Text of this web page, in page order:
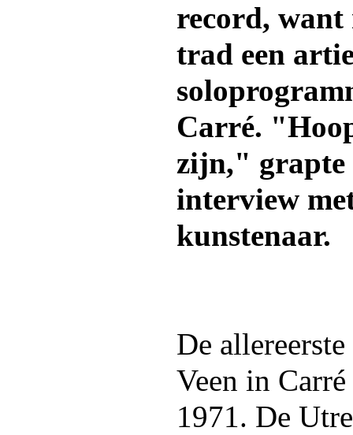
record, want
trad een
Carré.
zijn," grapte
interview
kunstenaar.
De
Veen in
1971. De